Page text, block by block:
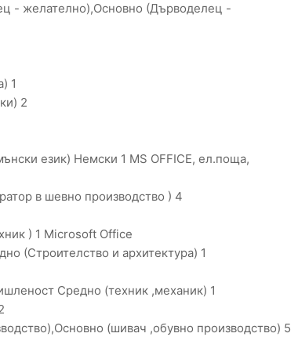
- желателно),Основно (Дърводелец -
1
2
език) Немски 1 MS OFFICE, ел.поща,
в шевно производство ) 4
) 1 Microsoft Office
(Строителство и архитектура) 1
Средно (техник ,механик) 1
(шивач ,обувно производство) 5